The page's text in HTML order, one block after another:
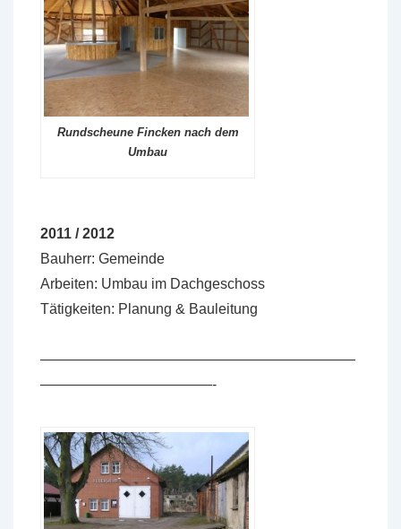
Rundscheune Fincken nach dem
Umbau
2011 / 2012
Bauherr: Gemeinde
Arbeiten: Umbau im Dachgeschoss
Tätigkeiten: Planung & Bauleitung
——————————————————————
————————————-